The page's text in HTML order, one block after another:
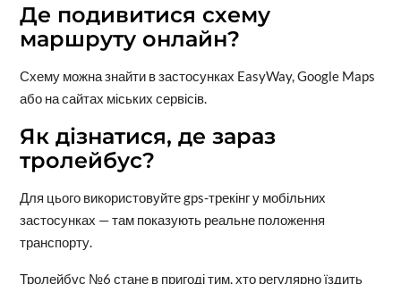
Де подивитися схему
маршруту онлайн?
Схему можна знайти в застосунках EasyWay, Google Maps
або на сайтах міських сервісів.
Як дізнатися, де зараз
тролейбус?
Для цього використовуйте gps-трекінг у мобільних
застосунках — там показують реальне положення
транспорту.
Тролейбус №6 стане в пригоді тим, хто регулярно їздить